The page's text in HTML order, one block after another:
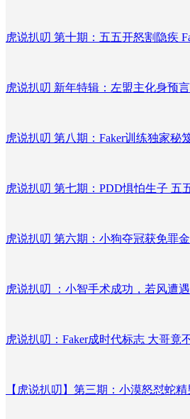
虎说扒叨 第十期：五五开怒割隐疾
虎说扒叨 新年特辑：左盟主化身预
虎说扒叨 第八期：Faker训练独家秘
虎说扒叨 第七期：PDD惧怕生子 五
虎说扒叨 第六期：小狗夺冠获免罪
虎说扒叨 ：小智手术成功，若风遭
虎说扒叨：Faker成时代标志 大哥竟
【虎说扒叨】第三期：小漠怒怼蛇精